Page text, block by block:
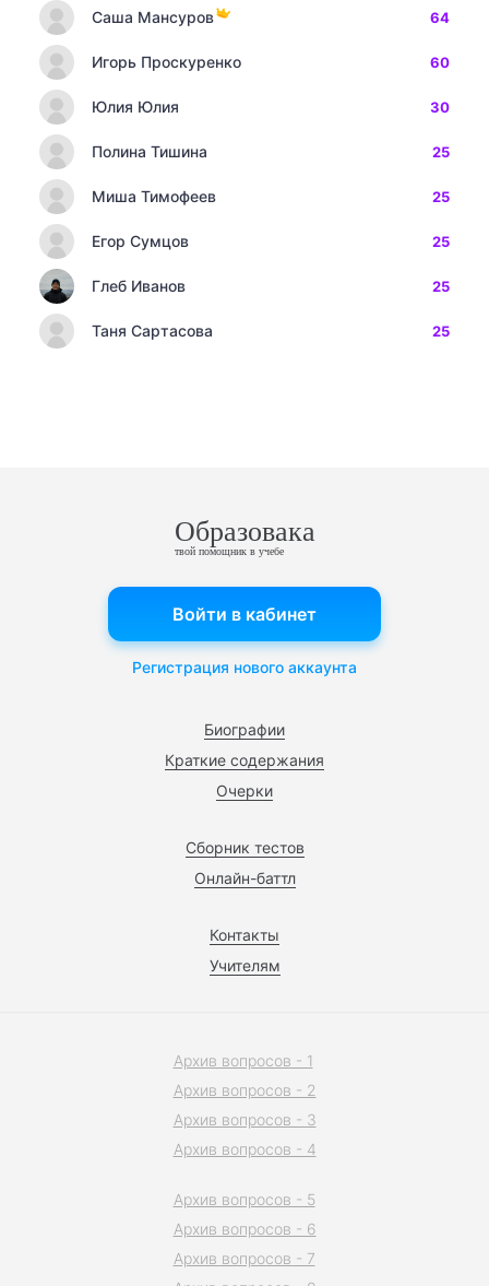
Саша Мансуров 64
Игорь Проскуренко 60
Юлия Юлия 30
Полина Тишина 25
Миша Тимофеев 25
Егор Сумцов 25
Глеб Иванов 25
Таня Сартасова 25
Образовака
твой помощник в учебе
Биографии
Краткие содержания
Очерки
Сборник тестов
Онлайн-баттл
Контакты
Учителям
Войти в кабинет
Регистрация нового аккаунта
Архив вопросов - 1
Архив вопросов - 2
Архив вопросов - 3
Архив вопросов - 4
Архив вопросов - 5
Архив вопросов - 6
Архив вопросов - 7